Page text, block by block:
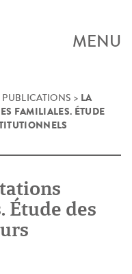
MENU
PUBLICATIONS > LA
FAMILIALES. ÉTUDE
Étude des